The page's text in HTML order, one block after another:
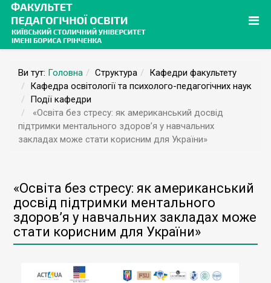
Ви тут: Головна Структура
Кафедри факультету
Кафедра освітології та психолого-педагогічних наук
Події кафедри
«Освіта без стресу: як американський досвід
підтримки ментального здоров’я у навчальних
закладах може стати корисним для України»
«Освіта без стресу: як американський
досвід підтримки ментального
здоров’я у навчальних закладах може
стати корисним для України»